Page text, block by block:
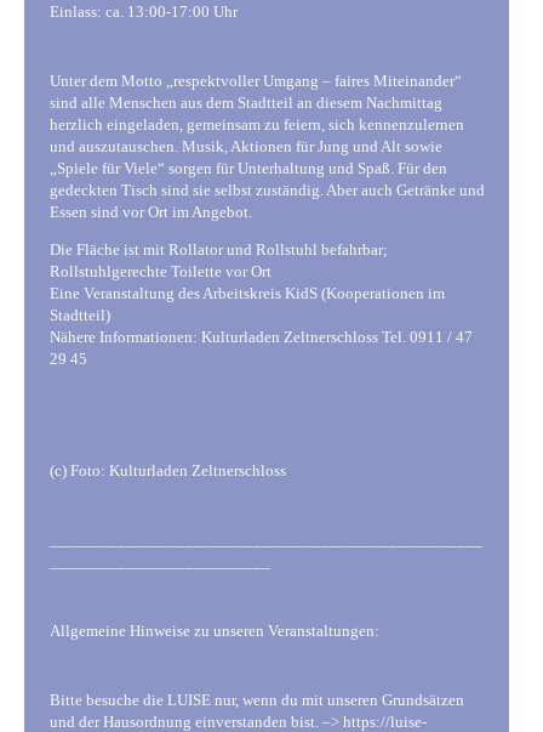
Einlass: ca. 13:00-17:00 Uhr
Unter dem Motto „respektvoller Umgang – faires Miteinander“
sind alle Menschen aus dem Stadtteil an diesem Nachmittag
herzlich eingeladen, gemeinsam zu feiern, sich kennenzulernen
und auszutauschen. Musik, Aktionen für Jung und Alt sowie
„Spiele für Viele“ sorgen für Unterhaltung und Spaß. Für den
gedeckten Tisch sind sie selbst zuständig. Aber auch Getränke und
Essen sind vor Ort im Angebot.
Die Fläche ist mit Rollator und Rollstuhl befahrbar;
Rollstuhlgerechte Toilette vor Ort
Eine Veranstaltung des Arbeitskreis KidS (Kooperationen im
Stadtteil)
Nähere Informationen: Kulturladen Zeltnerschloss Tel. 0911 / 47
29 45
(c) Foto: Kulturladen Zeltnerschloss
Allgemeine Hinweise zu unseren Veranstaltungen:
Bitte besuche die LUISE nur, wenn du mit unseren Grundsätzen
und der Hausordnung einverstanden bist. –> https://luise-